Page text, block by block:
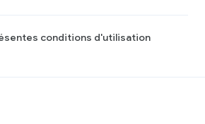
conditions d'utilisation